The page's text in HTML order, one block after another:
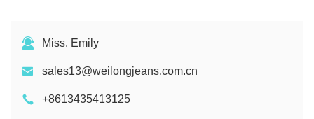
Miss. Emily
sales13@weilongjeans.com.cn
+8613435413125